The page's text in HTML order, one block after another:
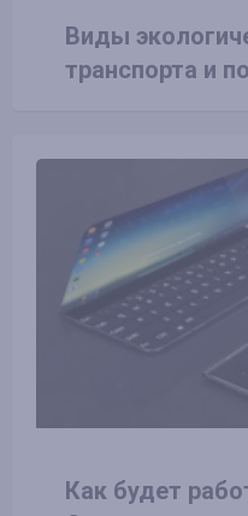
Виды
транспорта и
Как будет